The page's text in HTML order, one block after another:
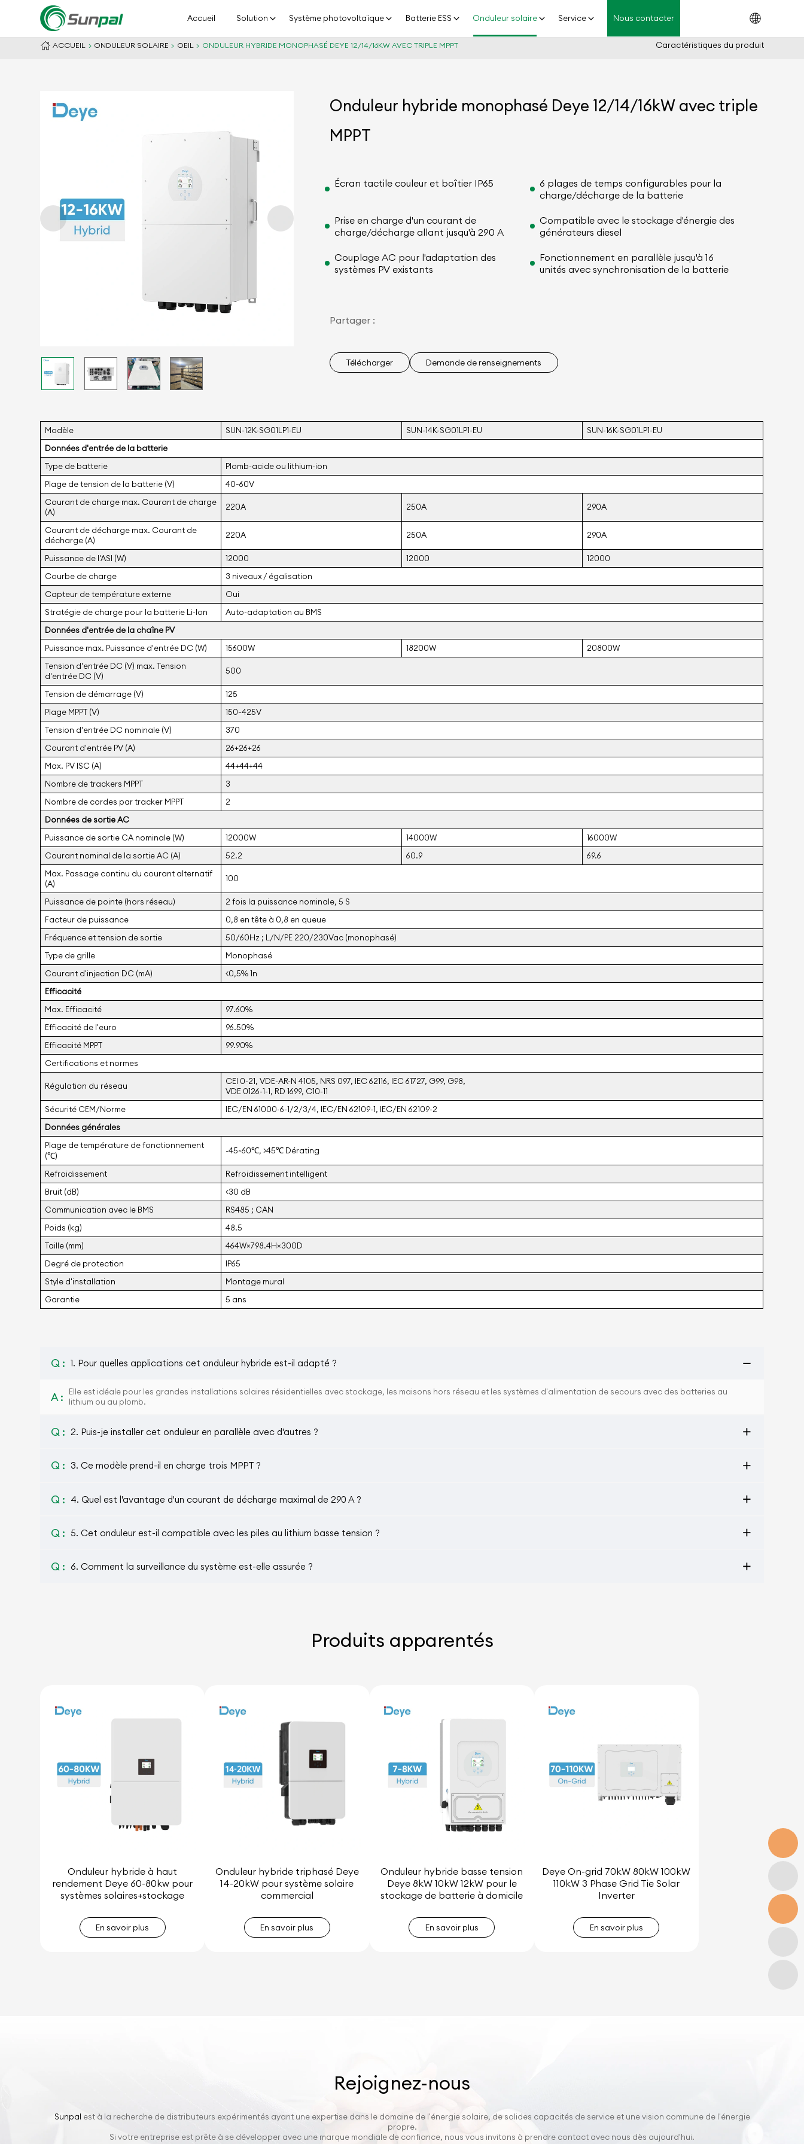
Accueil Solution Système photovoltaïque Batterie ESS Onduleur solaire Service Nous contacter
ACCUEIL ONDULEUR SOLAIRE OEIL ONDULEUR HYBRIDE MONOPHASÉ DEYE 12/14/16KW AVEC TRIPLE MPPT Caractéristiques du produit
Onduleur hybride monophasé Deye 12/14/16kW avec triple
MPPT
Écran tactile couleur et boîtier IP65
6 plages de temps configurables pour la
charge/décharge de la batterie
Prise en charge d'un courant de
charge/décharge allant jusqu'à 290 A
Compatible avec le stockage d'énergie des
générateurs diesel
Couplage AC pour l'adaptation des
systèmes PV existants
Fonctionnement en parallèle jusqu'à 16
unités avec synchronisation de la batterie
Partager :
Télécharger Demande de renseignements
Modèle SUN-12K-SG01LP1-EU SUN-14K-SG01LP1-EU
SUN-16K-SG01LP1-EU
Données d'entrée de la batterie
Type de batterie
Plomb-acide ou lithium-ion
Plage de tension de la batterie (V)
40~60V
Courant de charge max. Courant de charge
(A)
220A 250A 290A
Courant de décharge max. Courant de
décharge (A)
220A 250A 290A
Puissance de l'ASI (W) 12000 12000
12000
Courbe de charge
3 niveaux / égalisation
Capteur de température externe
Oui
Stratégie de charge pour la batterie Li-Ion
Auto-adaptation au BMS
Données d'entrée de la chaîne PV
Puissance max. Puissance d'entrée DC (W)
15600W 18200W
20800W
Tension d'entrée DC (V) max. Tension
d'entrée DC (V)
500
Tension de démarrage (V)
125
Plage MPPT (V)
150~425V
Tension d'entrée DC nominale (V)
370
Courant d'entrée PV (A)
26+26+26
Max. PV ISC (A)
44+44+44
Nombre de trackers MPPT
3
Nombre de cordes par tracker MPPT
2
Données de sortie AC
Puissance de sortie CA nominale (W)
12000W 14000W
16000W
Courant nominal de la sortie AC (A)
52.2 60.9
69.6
Max. Passage continu du courant alternatif
(A)
100
Puissance de pointe (hors réseau)
2 fois la puissance nominale, 5 S
Facteur de puissance
0,8 en tête à 0,8 en queue
Fréquence et tension de sortie
50/60Hz ; L/N/PE 220/230Vac (monophasé)
Type de grille
Monophasé
Courant d'injection DC (mA)
<0,5% 1n
Efficacité
Max. Efficacité
97.60%
Efficacité de l'euro
96.50%
Efficacité MPPT
99.90%
Certifications et normes
Régulation du réseau
CEI 0-21, VDE-AR-N 4105, NRS 097, IEC 62116, IEC 61727, G99, G98,
VDE 0126-1-1, RD 1699, C10-11
Sécurité CEM/Norme
IEC/EN 61000-6-1/2/3/4, IEC/EN 62109-1, IEC/EN 62109-2
Données générales
Plage de température de fonctionnement
(℃)
-45~60℃, >45℃ Dérating
Refroidissement
Refroidissement intelligent
Bruit (dB)
<30 dB
Communication avec le BMS
RS485 ; CAN
Poids (kg)
48.5
Taille (mm)
464W×798.4H×300D
Degré de protection
IP65
Style d'installation
Montage mural
Garantie
5 ans
Q : 1. Pour quelles applications cet onduleur hybride est-il adapté ?
A :
Elle est idéale pour les grandes installations solaires résidentielles avec stockage, les maisons hors réseau et les systèmes d'alimentation de secours avec des batteries au
lithium ou au plomb.
Q : 2. Puis-je installer cet onduleur en parallèle avec d'autres ?
Q : 3. Ce modèle prend-il en charge trois MPPT ?
Q : 4. Quel est l'avantage d'un courant de décharge maximal de 290 A ?
Q : 5. Cet onduleur est-il compatible avec les piles au lithium basse tension ?
Q : 6. Comment la surveillance du système est-elle assurée ?
Produits apparentés
Onduleur hybride à haut
rendement Deye 60-80kw pour
systèmes solaires+stockage
En savoir plus
Onduleur hybride triphasé Deye
14-20kW pour système solaire
commercial
En savoir plus
Onduleur hybride basse tension
Deye 8kW 10kW 12kW pour le
stockage de batterie à domicile
En savoir plus
Deye On-grid 70kW 80kW 100kW
110kW 3 Phase Grid Tie Solar
Inverter
En savoir plus
Rejoignez-nous
Sunpal est à la recherche de distributeurs expérimentés ayant une expertise dans le domaine de l'énergie solaire, de solides capacités de service et une vision commune de l'énergie
propre.
Si votre entreprise est prête à se développer avec une marque mondiale de confiance, nous vous invitons à prendre contact avec nous dès aujourd'hui.